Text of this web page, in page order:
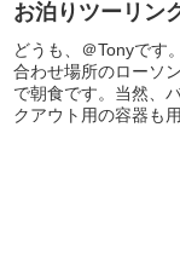
お泊りツーリン
どうも、＠Tonyです
合わせ場所のローソ
で朝食です。当然、
クアウト用の容器も